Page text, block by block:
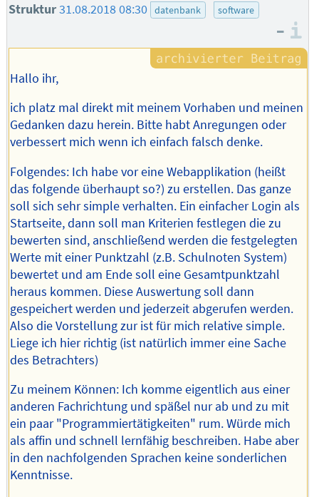
Struktur31.08.2018 08:30 datenbank software
–
Hallo ihr,
ich platz mal direkt mit meinem Vorhaben und meinen
Gedanken dazu herein. Bitte habt Anregungen oder
verbessert mich wenn ich einfach falsch denke.
Folgendes: Ich habe vor eine Webapplikation (heißt
das folgende überhaupt so?) zu erstellen. Das ganze
soll sich sehr simple verhalten. Ein einfacher Login als
Startseite, dann soll man Kriterien festlegen die zu
bewerten sind, anschließend werden die festgelegten
Werte mit einer Punktzahl (z.B. Schulnoten System)
bewertet und am Ende soll eine Gesamtpunktzahl
heraus kommen. Diese Auswertung soll dann
gespeichert werden und jederzeit abgerufen werden.
Also die Vorstellung zur ist für mich relative simple.
Liege ich hier richtig (ist natürlich immer eine Sache
des Betrachters)
Zu meinem Können: Ich komme eigentlich aus einer
anderen Fachrichtung und späßel nur ab und zu mit
ein paar "Programmiertätigkeiten" rum. Würde mich
als affin und schnell lernfähig beschreiben. Habe aber
in den nachfolgenden Sprachen keine sonderlichen
Kenntnisse.